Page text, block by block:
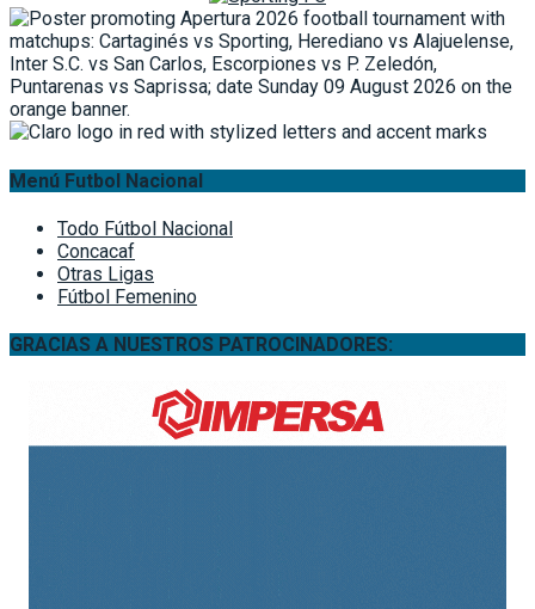
Menú Futbol Nacional
Todo Fútbol Nacional
Concacaf
Otras Ligas
Fútbol Femenino
GRACIAS A NUESTROS PATROCINADORES: